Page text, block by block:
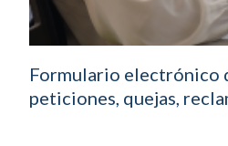
Formulario electrónico
peticiones, quejas,